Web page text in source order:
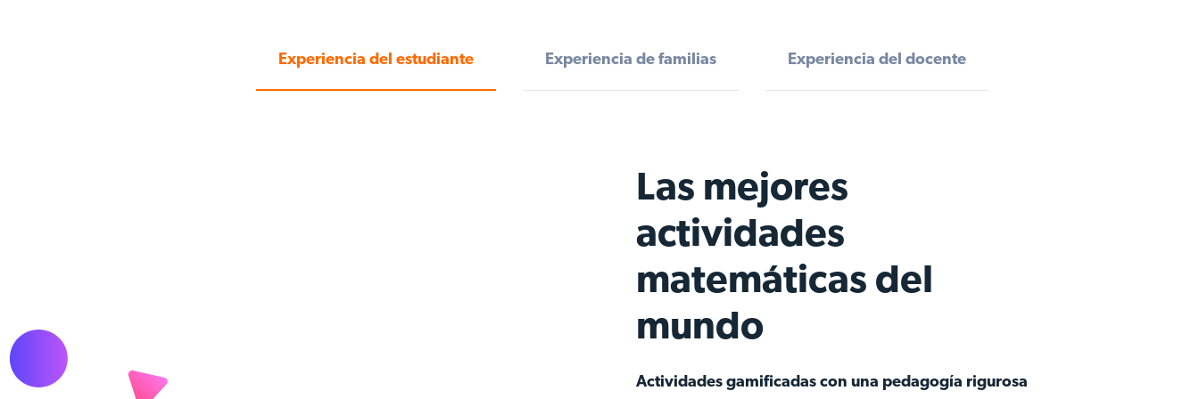
Experiencia del estudiante Experiencia de familias Experiencia del docente
a sus alumnos a usar
Las mejores
actividades
matemáticas del
mundo
Actividades gamificadas con una pedagogía rigurosa